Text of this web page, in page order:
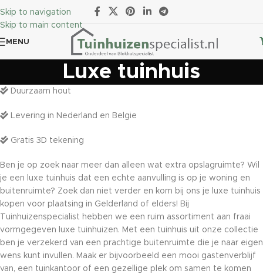
Skip to navigation
Skip to main content
MENU
Luxe tuinhuis
Duurzaam hout
Levering in Nederland en Belgie
Gratis 3D tekening
Ben je op zoek naar meer dan alleen wat extra opslagruimte? Wil
je een luxe tuinhuis dat een echte aanvulling is op je woning en
buitenruimte? Zoek dan niet verder en kom bij ons je luxe tuinhuis
kopen voor plaatsing in Gelderland of elders! Bij
Tuinhuizenspecialist hebben we een ruim assortiment aan fraai
vormgegeven luxe tuinhuizen. Met een tuinhuis uit onze collectie
ben je verzekerd van een prachtige buitenruimte die je naar eigen
wens kunt invullen. Maak er bijvoorbeeld een mooi gastenverblijf
van, een tuinkantoor of een gezellige plek om samen te komen